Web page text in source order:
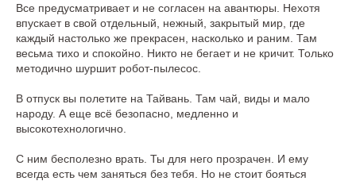
Все предусматривает и не согласен на авантюры. Нехотя
впускает в свой отдельный, нежный, закрытый мир, где
каждый настолько же прекрасен, насколько и раним. Там
весьма тихо и спокойно. Никто не бегает и не кричит. Только
методично шуршит робот-пылесос.
В отпуск вы полетите на Тайвань. Там чай, виды и мало
народу. А еще всё безопасно, медленно и
высокотехнологично.
С ним бесполезно врать. Ты для него прозрачен. И ему
всегда есть чем заняться без тебя. Но не стоит бояться